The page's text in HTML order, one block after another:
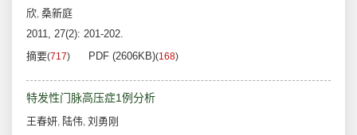
欣, 桑新庭
2011, 27(2): 201-202.
摘要(717) PDF (2606KB)(168)
特发性门脉高压症1例分析
王春妍, 陆伟, 刘勇刚